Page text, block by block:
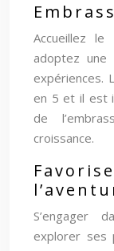
Accueillez le
adoptez une
expériences.
en 5 et il est
de
croissance.
S’engager
explorer ses